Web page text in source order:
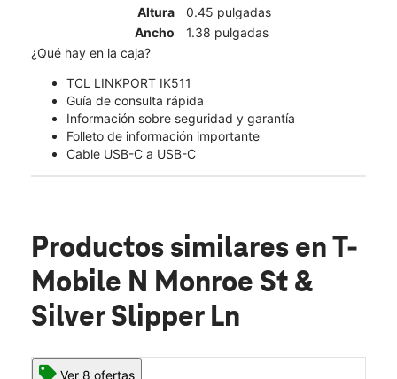
Altura
0.45 pulgadas
Ancho
1.38 pulgadas
¿Qué hay en la caja?
TCL LINKPORT IK511
Guía de consulta rápida
Información sobre seguridad y garantía
Folleto de información importante
Cable USB-C a USB-C
Productos similares en T-
Mobile N Monroe St &
Silver Slipper Ln
Ver 8 ofertas